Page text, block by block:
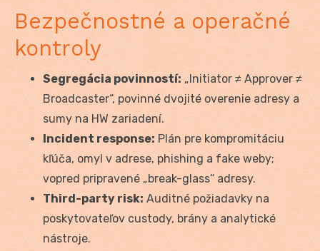
Bezpečnostné a operačné
kontroly
Segregácia povinností: „Initiator ≠ Approver ≠
Broadcaster“, povinné dvojité overenie adresy a
sumy na HW zariadení.
Incident response: Plán pre kompromitáciu
kľúča, omyl v adrese, phishing a fake weby;
vopred pripravené „break-glass“ adresy.
Third-party risk: Auditné požiadavky na
poskytovateľov custody, brány a analytické
nástroje.